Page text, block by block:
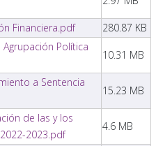
Financiera.pdf
280.87 KB
Agrupación Política
10.31 MB
a Sentencia
15.23 MB
de las y los
2023.pdf
4.6 MB